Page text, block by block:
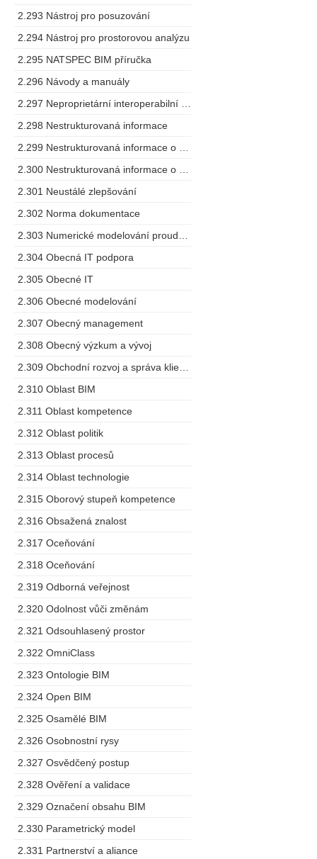
2.293 Nástroj pro posuzování
2.294 Nástroj pro prostorovou analýzu
2.295 NATSPEC BIM příručka
2.296 Návody a manuály
2.298 Nestrukturovaná informace
2.301 Neustálé zlepšování
2.302 Norma dokumentace
2.304 Obecná IT podpora
2.305 Obecné IT
2.306 Obecné modelování
2.307 Obecný management
2.308 Obecný výzkum a vývoj
2.310 Oblast BIM
2.311 Oblast kompetence
2.312 Oblast politik
2.313 Oblast procesů
2.314 Oblast technologie
2.315 Oborový stupeň kompetence
2.316 Obsažená znalost
2.317 Oceňování
2.318 Oceňování
2.319 Odborná veřejnost
2.320 Odolnost vůči změnám
2.321 Odsouhlasený prostor
2.322 OmniClass
2.323 Ontologie BIM
2.324 Open BIM
2.325 Osamělé BIM
2.326 Osobnostní rysy
2.327 Osvědčený postup
2.328 Ověření a validace
2.329 Označení obsahu BIM
2.330 Parametrický model
2.331 Partnerství a aliance